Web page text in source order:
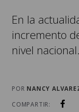
En la
incremento
nivel nacional.
POR NANCY
COMPARTIR: